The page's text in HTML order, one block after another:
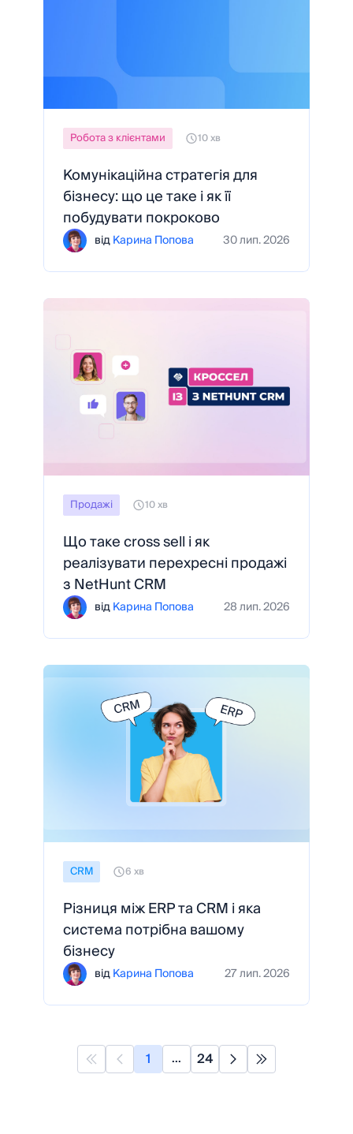
Робота з клієнтами 10 хв
Комунікаційна стратегія для
бізнесу: що це таке і як її
побудувати покроково
відКарина Попова 30 лип. 2026
Продажі 10 хв
Що таке cross sell і як
реалізувати перехресні продажі
з NetHunt CRM
відКарина Попова 28 лип. 2026
CRM 6 хв
Різниця між ERP та CRM і яка
система потрібна вашому
бізнесу
відКарина Попова 27 лип. 2026
1 ... 24